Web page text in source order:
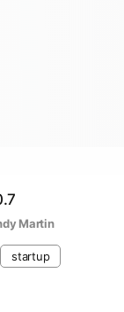
Martin
startup